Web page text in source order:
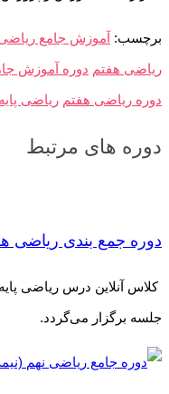
برچسب: آموزش جامع
ریاضی هفتم دوره آموزش
دوره ریاضی هفتم ریاضی
دوره های مرتبط
دوره جمع بندی ریاضی
جلسه برگزار می‌گردد.